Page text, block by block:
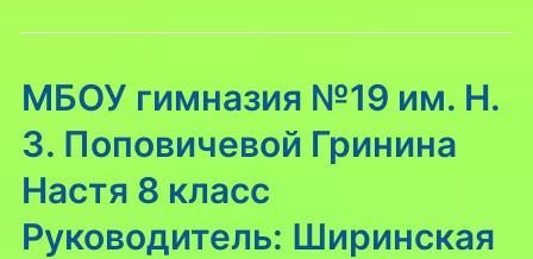
МБОУ гимназия №19 им. Н.
З. Поповичевой Гринина
Настя 8 класс
Руководитель: Ширинская